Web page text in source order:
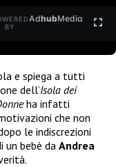
BY
AdhubMedia
e spiega a tutti
dell’Isola dei
ha infatti
che non
le indiscrezioni
bebè da Andrea